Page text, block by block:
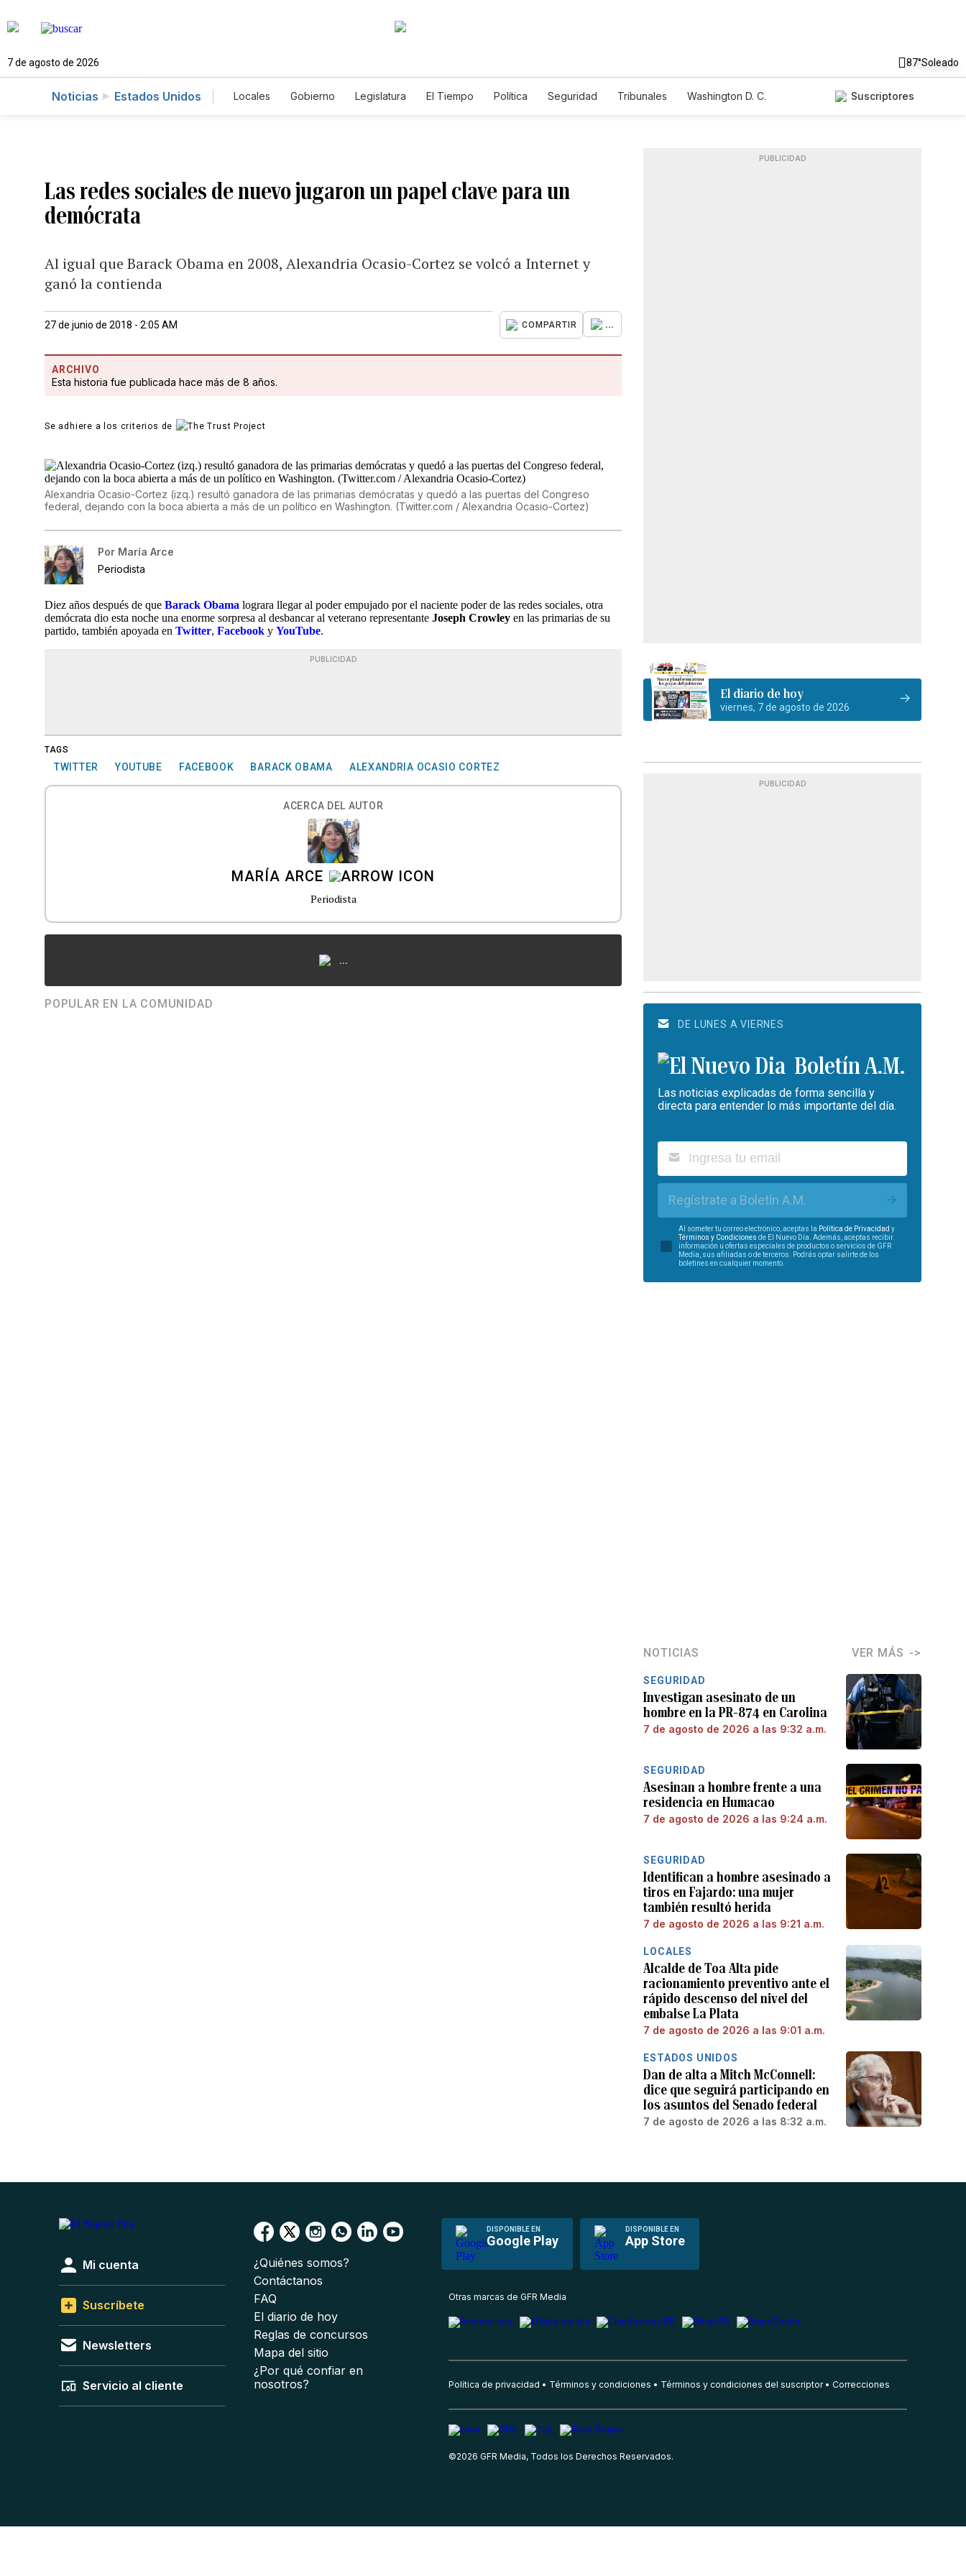
7 de agosto de 2026 87°Soleado
Noticias Estados Unidos Locales Gobierno Legislatura El Tiempo Política Seguridad Tribunales
Washington D. C.
Suscriptores
Las redes sociales de nuevo jugaron un papel clave para un
demócrata
Al igual que Barack Obama en 2008, Alexandria Ocasio-Cortez se volcó a Internet y
ganó la contienda
27 de junio de 2018 - 2:05 AM COMPARTIR ...
ARCHIVO
Esta historia fue publicada hace más de 8 años.
Se adhiere a los criterios de
Alexandria Ocasio-Cortez (izq.) resultó ganadora de las primarias demócratas y quedó a las puertas del Congreso
federal, dejando con la boca abierta a más de un político en Washington. (Twitter.com / Alexandria Ocasio-Cortez)
Por María Arce
Periodista
Diez años después de queBarack Obama lograra llegar al poder empujado por el naciente poder de las redes sociales, otra
demócrata dio esta noche una enorme sorpresa al desbancar al veterano representanteJoseph Crowley en las primarias de su
partido, también apoyada enTwitter,Facebook yYouTube.
PUBLICIDAD
TAGS
TWITTER YOUTUBE FACEBOOK BARACK OBAMA ALEXANDRIA OCASIO CORTEZ
ACERCA DEL AUTOR
MARÍA ARCE
Periodista
...
POPULAR EN LA COMUNIDAD
PUBLICIDAD
El diario de hoy
viernes, 7 de agosto de 2026
PUBLICIDAD
DE LUNES A VIERNES
Boletín A.M.
Las noticias explicadas de forma sencilla y
directa para entender lo más importante del día.
Regístrate a Boletín A.M.
Al someter tu correo electrónico, aceptas la Política de Privacidad y
Términos y Condiciones de El Nuevo Día. Además, aceptas recibir
información u ofertas especiales de productos o servicios de GFR
Media, sus afiliadas o de terceros. Podrás optar salirte de los
boletines en cualquier momento.
NOTICIAS VER MÁS
SEGURIDAD
Investigan asesinato de un
hombre en la PR-874 en Carolina
7 de agosto de 2026 a las 9:32 a.m.
SEGURIDAD
Asesinan a hombre frente a una
residencia en Humacao
7 de agosto de 2026 a las 9:24 a.m.
SEGURIDAD
Identifican a hombre asesinado a
tiros en Fajardo: una mujer
también resultó herida
7 de agosto de 2026 a las 9:21 a.m.
LOCALES
Alcalde de Toa Alta pide
racionamiento preventivo ante el
rápido descenso del nivel del
embalse La Plata
7 de agosto de 2026 a las 9:01 a.m.
ESTADOS UNIDOS
Dan de alta a Mitch McConnell:
dice que seguirá participando en
los asuntos del Senado federal
7 de agosto de 2026 a las 8:32 a.m.
DISPONIBLE EN
Google Play
DISPONIBLE EN
App Store
Mi cuenta
Suscríbete
Newsletters
Servicio al cliente
¿Quiénes somos?
Contáctanos
FAQ
El diario de hoy
Reglas de concursos
Mapa del sitio
¿Por qué confiar en
nosotros?
Otras marcas de GFR Media
Política de privacidad Términos y condiciones Términos y condiciones del suscriptor Correcciones
©2026 GFR Media, Todos los Derechos Reservados.